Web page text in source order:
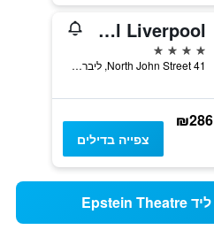
Hard Days Night Hotel Liverpool
4 כוכבים
41 North John Street, ליברפול, בריטניה
₪286
צפייה בדילים